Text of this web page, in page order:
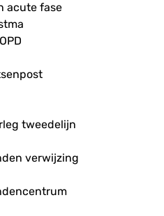
acute fase
tweedelijn
verwijzing